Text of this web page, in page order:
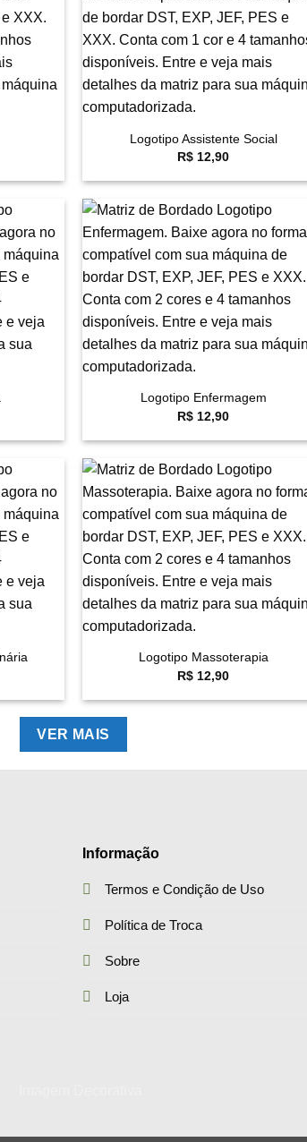
Logotipo Assistente Social
R$ 12,90
Favoritar Favoritar
Logotipo Enfermagem
R$ 12,90
Favoritar Favoritar
Logotipo Massoterapia
R$ 12,90
VER MAIS
Informação
Termos e Condição de Uso
Política de Troca
Sobre
Loja